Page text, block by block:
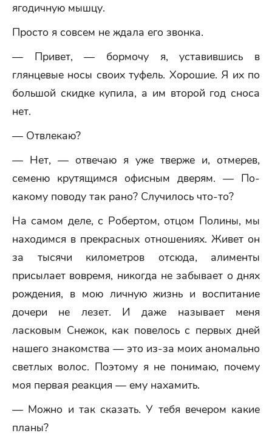
ягодичную мышцу.
Просто я совсем не ждала его звонка.
— Привет, — бормочу я, уставившись в
глянцевые носы своих туфель. Хорошие. Я их по
большой скидке купила, а им второй год сноса
нет.
— Отвлекаю?
— Нет, — отвечаю я уже тверже и, отмерев,
семеню крутящимся офисным дверям. — По-
какому поводу так рано? Случилось что-то?
На самом деле, с Робертом, отцом Полины, мы
находимся в прекрасных отношениях. Живет он
за тысячи километров отсюда, алименты
присылает вовремя, никогда не забывает о днях
рождения, в мою личную жизнь и воспитание
дочери не лезет. И даже называет меня
ласковым Снежок, как повелось с первых дней
нашего знакомства — это из-за моих аномально
светлых волос. Поэтому я не понимаю, почему
моя первая реакция — ему нахамить.
— Можно и так сказать. У тебя вечером какие
планы?